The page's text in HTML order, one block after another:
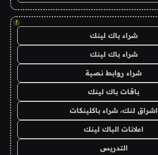
!
شراء باك لينك
شراء باك لينك
شراء روابط نصية
باقات باك لينك
اشراق لنك، شراء باكلينكات
اعلانات الباك لينك
التدريس